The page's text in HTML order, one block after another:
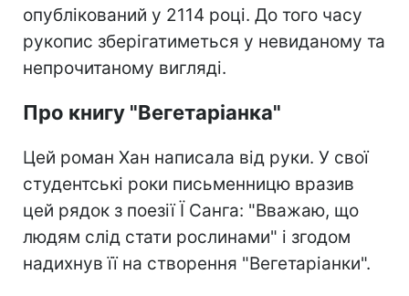
опублікований у 2114 році. До того часу
рукопис зберігатиметься у невиданому та
непрочитаному вигляді.
Про книгу "Вегетаріанка"
Цей роман Хан написала від руки. У свої
студентські роки письменницю вразив
цей рядок з поезії Ї Санга: "Вважаю, що
людям слід стати рослинами" і згодом
надихнув її на створення "Вегетаріанки".